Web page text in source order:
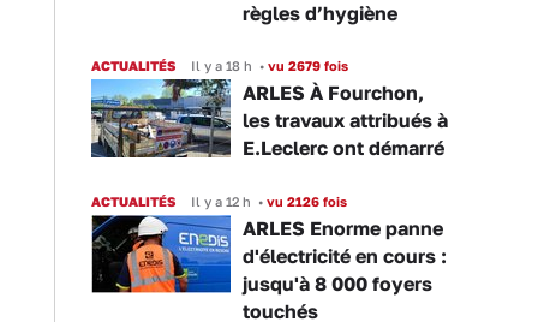
règles d’hygiène
ACTUALITÉS Il y a 18 h • vu 2679 fois
ARLES À Fourchon,
les travaux attribués à
E.Leclerc ont démarré
ACTUALITÉS Il y a 12 h • vu 2126 fois
ARLES Enorme panne
d'électricité en cours :
jusqu'à 8 000 foyers
touchés